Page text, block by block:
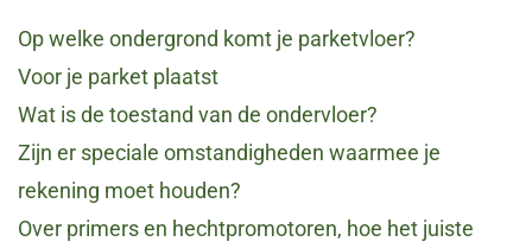
Op welke ondergrond komt je parketvloer?
Voor je parket plaatst
Wat is de toestand van de ondervloer?
Zijn er speciale omstandigheden waarmee je
rekening moet houden?
Over primers en hechtpromotoren, hoe het juiste